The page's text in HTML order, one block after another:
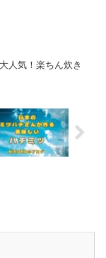
人気！楽ちん炊き